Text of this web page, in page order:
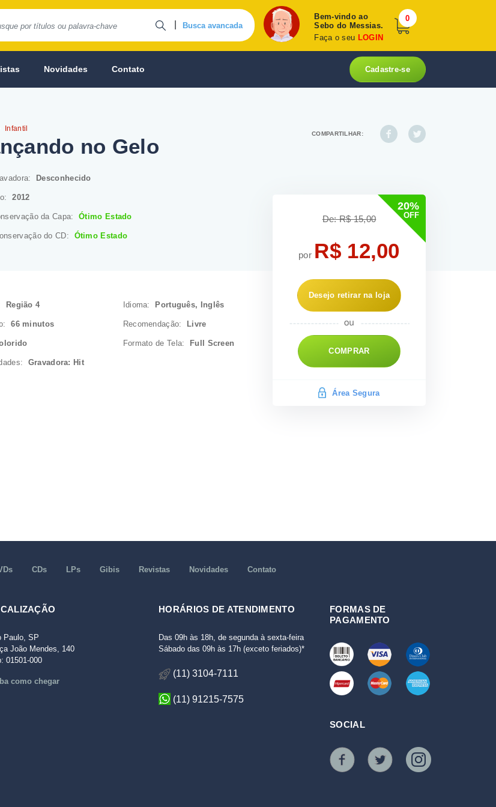
Busca avancada
Bem-vindo ao
Sebo do Messias.
Faça o seu LOGIN
0
Novidades Contato Cadastre-se
Infantil
no Gelo
Desconhecido
2012
da Capa:Ótimo Estado
do CD: Ótimo Estado
Região 4 Idioma: Português, Inglês
66 minutos Recomendação: Livre
Formato de Tela: Full Screen
Gravadora: Hit
COMPARTILHAR:
20%
OFF
De: R$ 15,00
por R$ 12,00
Desejo retirar na loja
COMPRAR
Área Segura
CDs LPs Gibis Revistas Novidades Contato
Paulo, SP
João Mendes, 140
01501-000
como chegar
HORÁRIOS DE ATENDIMENTO
Das 09h às 18h, de segunda à sexta-feira
Sábado das 09h às 17h (exceto feriados)*
(11) 3104-7111
(11) 91215-7575
FORMAS DE
PAGAMENTO
SOCIAL